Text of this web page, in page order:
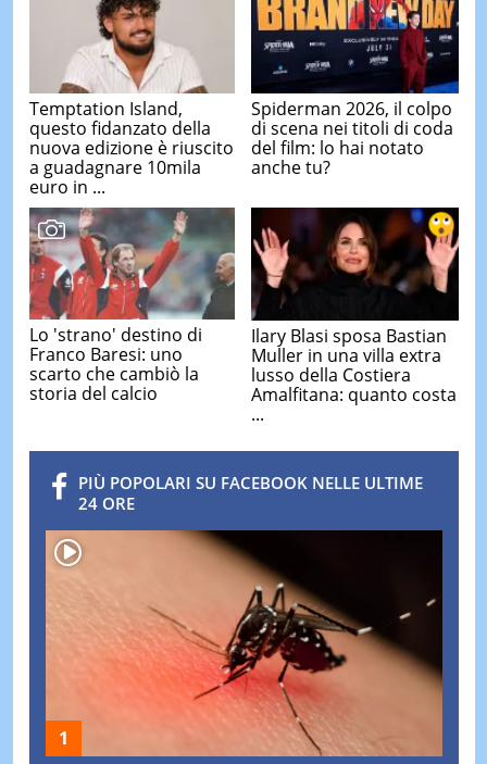
Temptation Island,
questo fidanzato della
nuova edizione è riuscito
a guadagnare 10mila
euro in ...
Spiderman 2026, il colpo
di scena nei titoli di coda
del film: lo hai notato
anche tu?
Lo 'strano' destino di
Franco Baresi: uno
scarto che cambiò la
storia del calcio
Ilary Blasi sposa Bastian
Muller in una villa extra
lusso della Costiera
Amalfitana: quanto costa
...
PIÙ POPOLARI SU FACEBOOK NELLE ULTIME
24 ORE